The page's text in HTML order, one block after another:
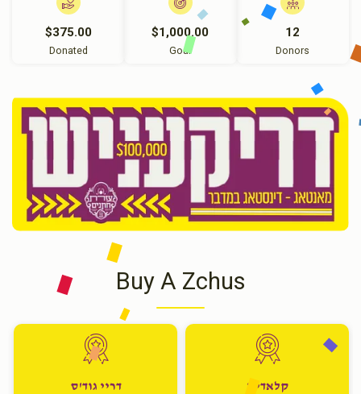
$375.00
Donated
$1,000.00
Goal
12
Donors
Buy A Zchus
קלאדינג דריי גוד'ס